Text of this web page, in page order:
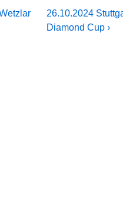
Nächster
Beitrag
26.10.2024
Diamond Cup ›